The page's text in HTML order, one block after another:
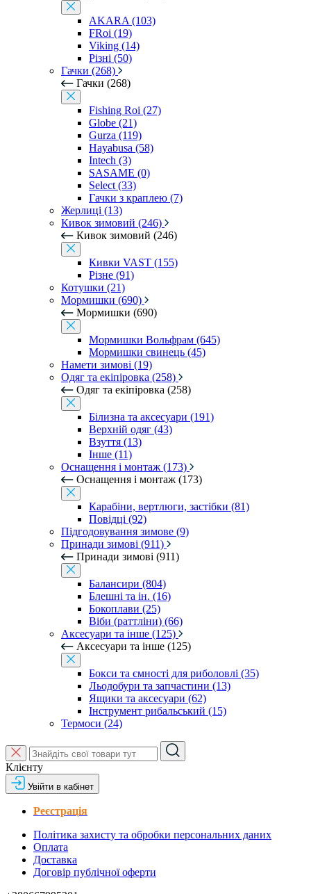
AKARA (103)
FRoi (19)
Viking (14)
Різні (50)
Гачки (268)
Гачки (268)
Fishing Roi (27)
Globe (21)
Gurza (119)
Hayabusa (58)
Intech (3)
SASAME (0)
Select (33)
Гачки з краплею (7)
Жерлиці (13)
Кивок зимовий (246)
Кивок зимовий (246)
Кивки VAST (155)
Різне (91)
Котушки (21)
Мормишки (690)
Мормишки (690)
Мормишки Вольфрам (645)
Мормишки свинець (45)
Намети зимові (19)
Одяг та екіпіровка (258)
Одяг та екіпіровка (258)
Білизна та аксесуари (191)
Верхній одяг (43)
Взуття (13)
Інше (11)
Оснащення і монтаж (173)
Оснащення і монтаж (173)
Карабіни, вертлюги, застібки (81)
Повідці (92)
Підгодовування зимове (9)
Принади зимові (911)
Принади зимові (911)
Балансири (804)
Блешні та ін. (16)
Бокоплави (25)
Віби (раттліни) (66)
Аксесуари та інше (125)
Аксесуари та інше (125)
Бокси та ємності для риболовлі (35)
Льодобури та запчастини (13)
Ящики та аксесуари (62)
Інструмент рибальський (15)
Термоси (24)
Клієнту
Увійти в кабінет
Реєстрація
Політика захисту та обробки персональних даних
Оплата
Доставка
Договір публічної оферти